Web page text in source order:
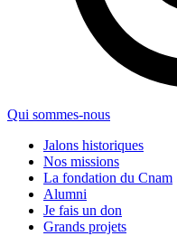
Qui sommes-nous
Jalons historiques
Nos missions
La fondation du Cnam
Alumni
Je fais un don
Grands projets